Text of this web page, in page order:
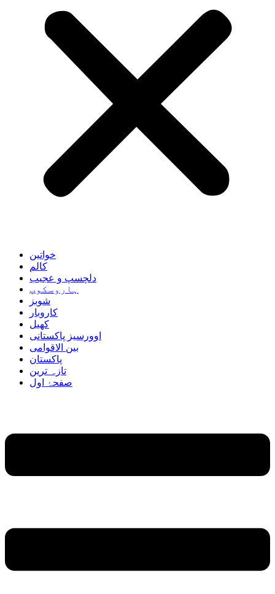
خواتین
کالم
دلچسپ و عجیب
ہاروسکوپ
شوبز
کاروبار
کھیل
اوورسیز پاکستانی
بین الاقوامی
پاکستان
تازہ ترین
صفحۂ اول